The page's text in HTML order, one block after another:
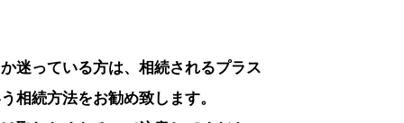
迷っている方は、相続されるプラス
相続方法をお勧め致します。